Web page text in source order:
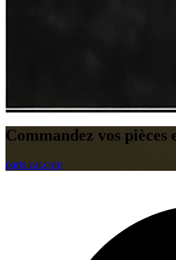
Commandez vos pièces
parts.cat.com